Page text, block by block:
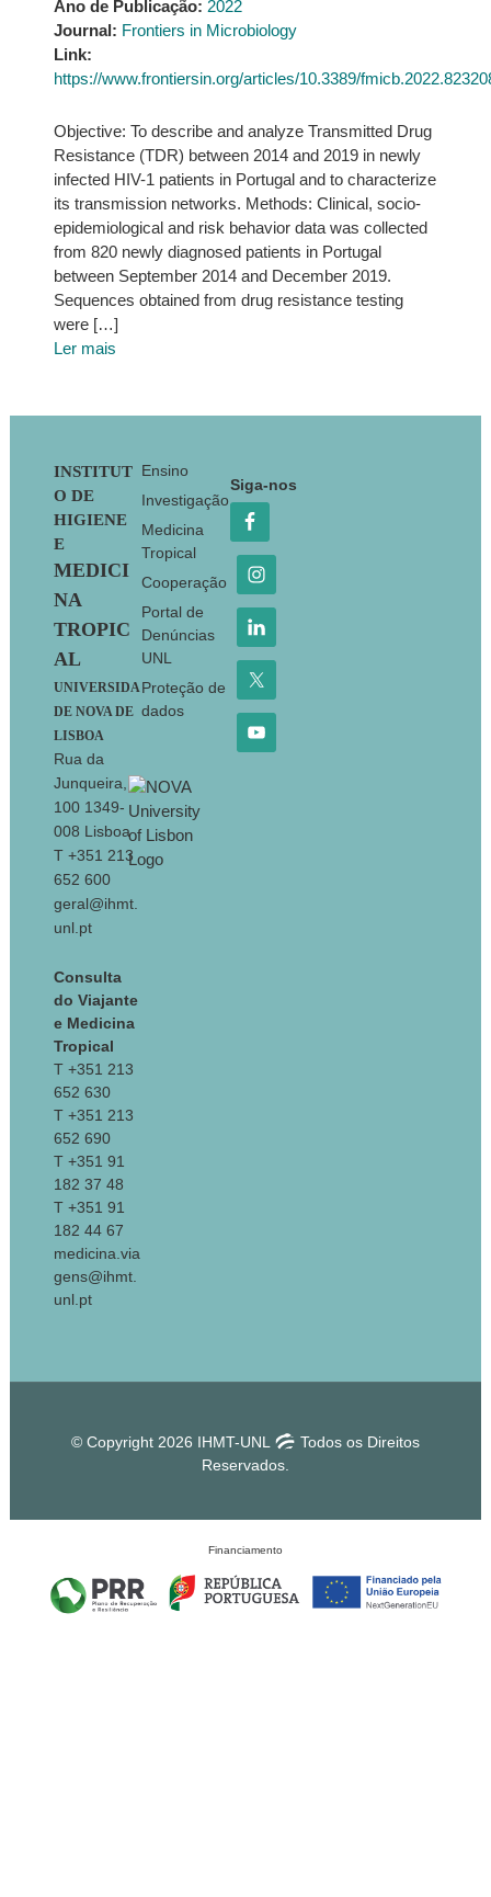
Ano de Publicação: 2022
Journal: Frontiers in Microbiology
Link:
https://www.frontiersin.org/articles/10.3389/
Objective: To describe and analyze Transmitted Drug
Resistance (TDR) between 2014 and 2019 in newly
infected HIV-1 patients in Portugal and to characterize
its transmission networks. Methods: Clinical, socio-
epidemiological and risk behavior data was collected
from 820 newly diagnosed patients in Portugal
between September 2014 and December 2019.
Sequences obtained from drug resistance testing
were […]
Ler mais
Footer
INSTITUT
O DE
HIGIENE
E
MEDICI
NA
TROPIC
AL
UNIVERSIDA
DE NOVA DE
LISBOA
Rua da
Junqueira,
100 1349-
008 Lisboa
T +351 213
652 600
geral@ihmt.
unl.pt
Consulta
do Viajante
e Medicina
Tropical
T +351 213
652 630
T +351 213
652 690
T +351 91
182 37 48
T +351 91
182 44 67
medicina.via
gens@ihmt.
unl.pt
Ensino
Investigação
Medicina
Tropical
Cooperação
Portal de
Denúncias
UNL
Proteção de
dados
Siga-nos
© Copyright 2026 IHMT-UNL
Todos os Direitos
Reservados.
Financiamento